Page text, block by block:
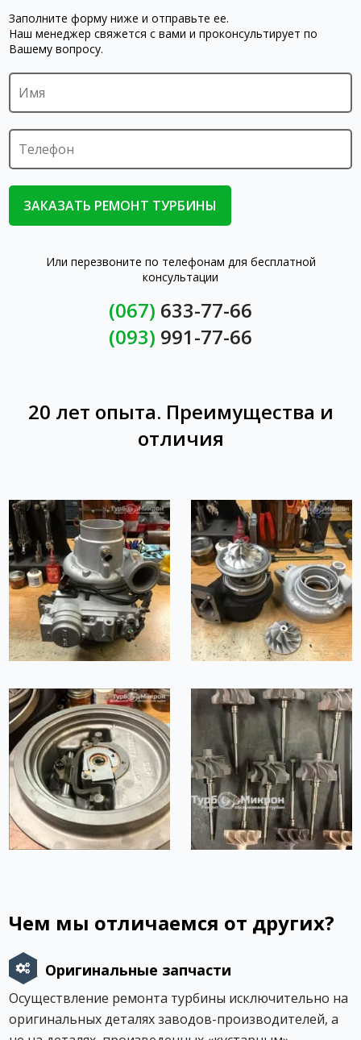
Заполните форму ниже и отправьте ее.
Наш менеджер свяжется с вами и проконсультирует по
Вашему вопросу.
Или перезвоните по телефонам для бесплатной
консультации
(067) 633-77-66
(093) 991-77-66
20 лет опыта. Преимущества и
отличия
Чем мы отличаемся от других?
Оригинальные запчасти
Осуществление ремонта турбины исключительно на
оригинальных деталях заводов-производителей, а